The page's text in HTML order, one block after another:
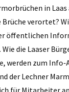
in
verortet?
öffentlichen
die Laaser
zum Info-
der Lechner